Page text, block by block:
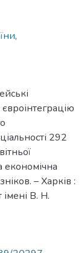
,
292
– Харків :
В. Н.